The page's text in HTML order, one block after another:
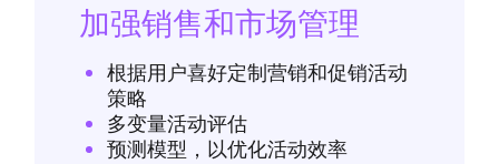
加强销售和市场管理
根据用户喜好定制营销和促销活动
策略
多变量活动评估
预测模型，以优化活动效率